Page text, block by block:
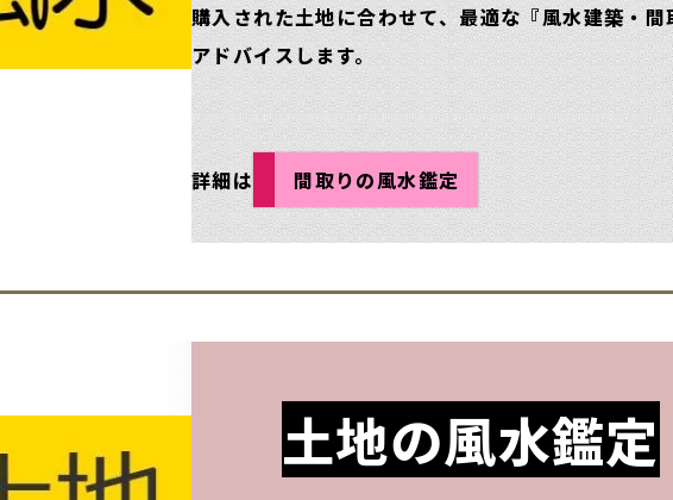
購入された土地に合わせて、最適な『風水建築・間
アドバイスします。
詳細は 間取りの風水鑑定
土地の風水鑑定